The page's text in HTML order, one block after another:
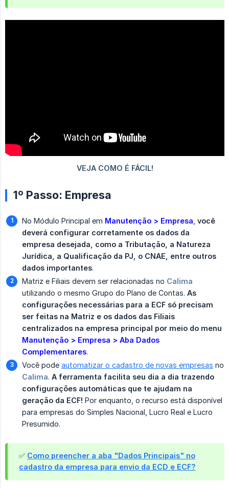
1º Passo: Empresa
No Módulo Principal em Manutenção > Empresa você
deverá configurar corretamente os dados da
empresa desejada, como a Tributação, a Natureza
Jurídica, a Qualificação da PJ, o CNAE, entre outros
dados importantes.
Matriz e Filiais devem ser relacionadas no Calima
utilizando o mesmo Grupo do Plano de Contas. As
configurações necessárias para a ECF só precisam
ser feitas na Matriz e os dados das Filiais
centralizados na empresa principal por meio do menu
Manutenção > Empresa > Aba Dados
Complementares.
Você pode automatizar o cadastro de novas empresas no
Calima. A ferramenta facilita seu dia a dia trazendo
configurações automáticas que te ajudam na
geração da ECF! Por enquanto, o recurso está disponível
para empresas do Simples Nacional, Lucro Real e Lucro
Presumido.
✅ Como preencher a aba "Dados Principais" no
cadastro da empresa para envio da ECD e ECF?